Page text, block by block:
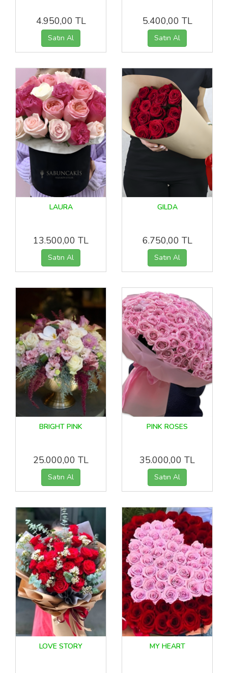
4.950,00 TL 5.400,00 TL
LAURA
13.500,00 TL
GILDA
6.750,00 TL
BRIGHT PINK
25.000,00 TL
PINK ROSES
35.000,00 TL
LOVE STORY MY HEART